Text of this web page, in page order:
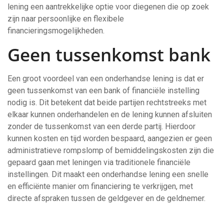
lening een aantrekkelijke optie voor diegenen die op zoek
zijn naar persoonlijke en flexibele
financieringsmogelijkheden.
Geen tussenkomst bank
Een groot voordeel van een onderhandse lening is dat er
geen tussenkomst van een bank of financiële instelling
nodig is. Dit betekent dat beide partijen rechtstreeks met
elkaar kunnen onderhandelen en de lening kunnen afsluiten
zonder de tussenkomst van een derde partij. Hierdoor
kunnen kosten en tijd worden bespaard, aangezien er geen
administratieve rompslomp of bemiddelingskosten zijn die
gepaard gaan met leningen via traditionele financiële
instellingen. Dit maakt een onderhandse lening een snelle
en efficiënte manier om financiering te verkrijgen, met
directe afspraken tussen de geldgever en de geldnemer.